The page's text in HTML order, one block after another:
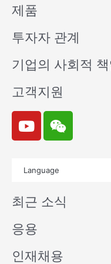
제품
투자자 관계
기업의 사회적 책
고객지원
Y
o
u
e
W
e
i
n
Language
최근 소식
응용
인재채용